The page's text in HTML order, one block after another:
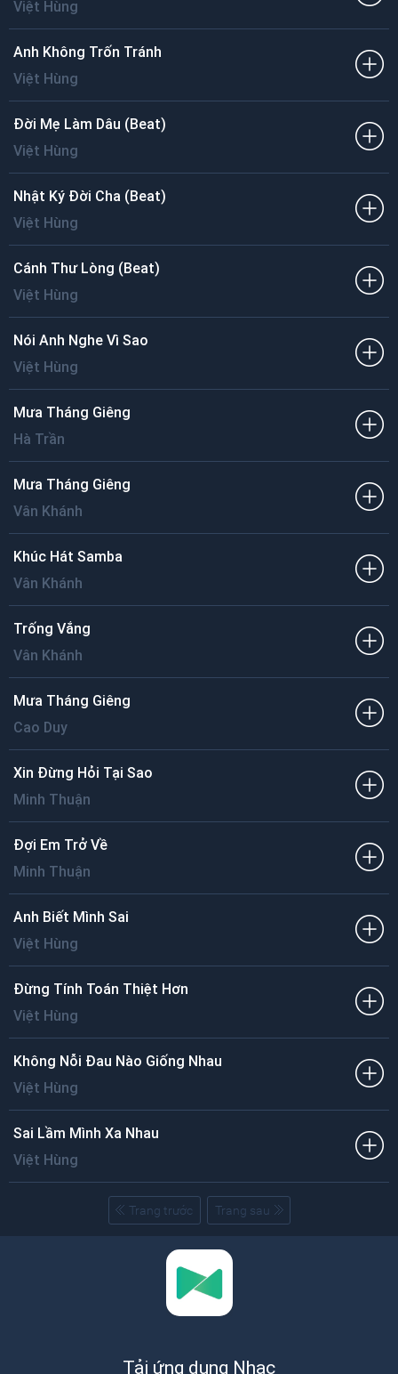
Việt Hùng
Anh Không Trốn Tránh
Việt Hùng
Đời Mẹ Làm Dâu (Beat)
Việt Hùng
Nhật Ký Đời Cha (Beat)
Việt Hùng
Cánh Thư Lòng (Beat)
Việt Hùng
Nói Anh Nghe Vì Sao
Việt Hùng
Mưa Tháng Giêng
Hà Trần
Mưa Tháng Giêng
Vân Khánh
Khúc Hát Samba
Vân Khánh
Trống Vắng
Vân Khánh
Mưa Tháng Giêng
Cao Duy
Xin Đừng Hỏi Tại Sao
Minh Thuận
Đợi Em Trở Về
Minh Thuận
Anh Biết Mình Sai
Việt Hùng
Đừng Tính Toán Thiệt Hơn
Việt Hùng
Không Nỗi Đau Nào Giống Nhau
Việt Hùng
Sai Lầm Mình Xa Nhau
Việt Hùng
Trang trước Trang sau
Tải ứng dụng Nhạc